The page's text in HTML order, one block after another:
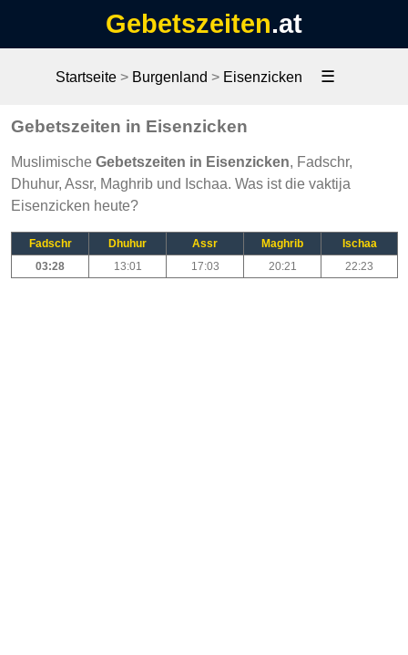
Gebetszeiten.at
Startseite> Burgenland > Eisenzicken ☰
Gebetszeiten in Eisenzicken
Muslimische Gebetszeiten in Eisenzicken, Fadschr,
Dhuhur, Assr, Maghrib und Ischaa. Was ist die vaktija
Eisenzicken heute?
Fadschr Dhuhur Assr Maghrib
Ischaa
03:28
13:01 17:03 20:21 22:23